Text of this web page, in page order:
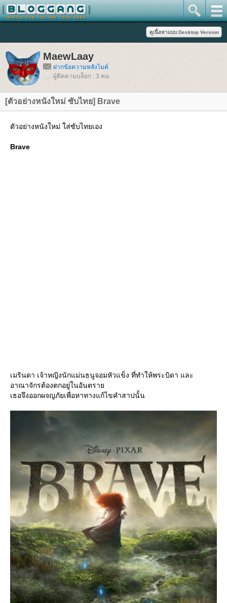
MaewLaay
ฝากข้อความหลังไมค์
ผู้ติดตามบล็อก : 3 คน
[ตัวอย่างหนังใหม่ ซับไทย] Brave
ตัวอย่างหนังใหม่ ใส่ซับไทยเอง
Brave
เมรินดา เจ้าหญิงนักแม่นธนูจอมหัวแข็ง ที่ทำให้พระบิดา และ
อาณาจักรต้องตกอยู่ในอันตรา
เธอจึงออกผจญภัยเพื่อหาทางแก้ไขคำสาปนั้น